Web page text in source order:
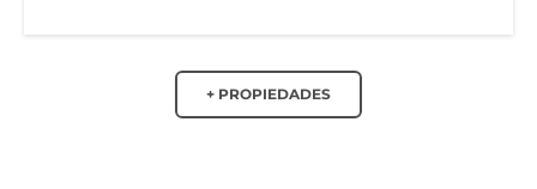
+ PROPIEDADES